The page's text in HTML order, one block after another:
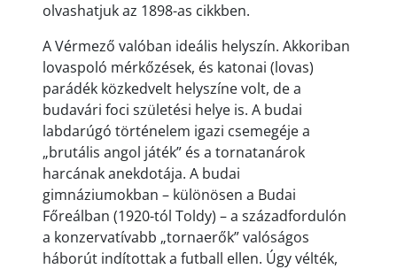
olvashatjuk az 1898-as cikkben.
A Vérmező valóban ideális helyszín. Akkoriban
lovaspoló mérkőzések, és katonai (lovas)
parádék közkedvelt helyszíne volt, de a
budavári foci születési helye is. A budai
labdarúgó történelem igazi csemegéje a
„brutális angol játék” és a tornatanárok
harcának anekdotája. A budai
gimnáziumokban – különösen a Budai
Főreálban (1920-tól Toldy) – a századfordulón
a konzervatívabb „tornaerők” valóságos
háborút indítottak a futball ellen. Úgy vélték,